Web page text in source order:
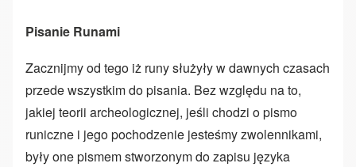
Pisanie Runami
Zacznijmy od tego iż runy służyły w dawnych czasach
przede wszystkim do pisania. Bez względu na to,
jakiej teorii archeologicznej, jeśli chodzi o pismo
runiczne i jego pochodzenie jesteśmy zwolennikami,
były one pismem stworzonym do zapisu języka